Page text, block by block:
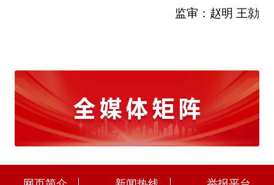
监审：赵明 王勍